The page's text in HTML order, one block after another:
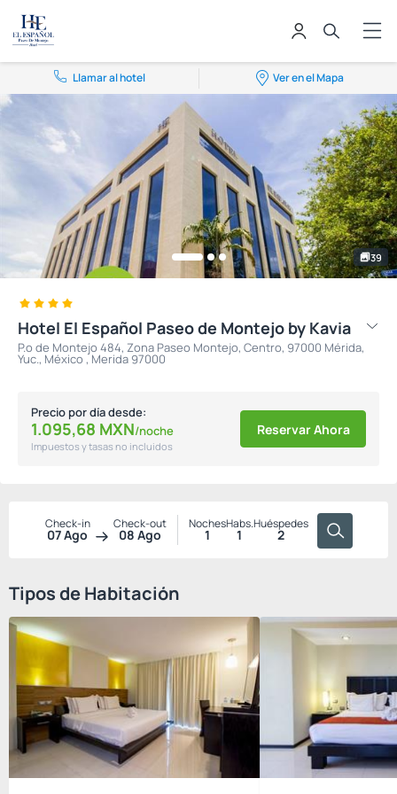
Llamar al hotel Ver en el Mapa
39
Hotel El Español Paseo de Montejo by Kavia
P.º de Montejo 484, Zona Paseo Montejo, Centro, 97000 Mérida,
Yuc., México , Merida 97000
Precio por día desde:
1.095,68 MXN/noche
Impuestos y tasas no incluidos
Reservar Ahora
Check-in
07 Ago
Check-out
08 Ago
Noches
1
Habs.
1
Huéspedes
2
Tipos de Habitación